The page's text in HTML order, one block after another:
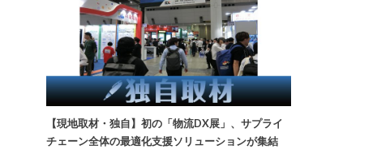
【現地取材・独自】初の「物流DX展」、サプライ
チェーン全体の最適化支援ソリューションが集結